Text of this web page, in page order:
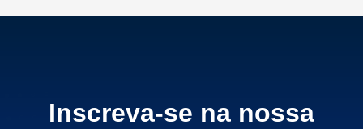
Inscreva-se na nossa